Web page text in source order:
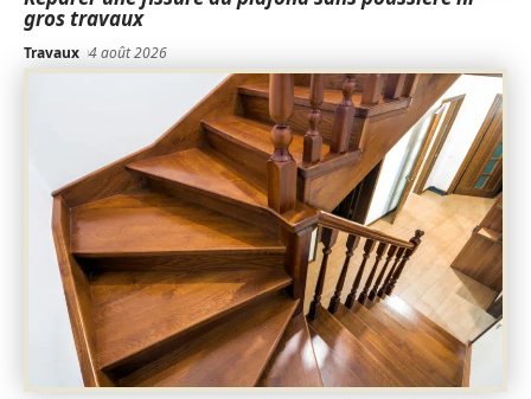
gros travaux
Travaux 4 août 2026